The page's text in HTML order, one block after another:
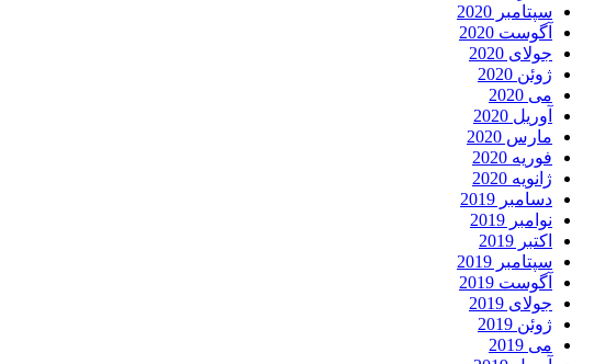
سپتامبر 2020
آگوست 2020
جولای 2020
ژوئن 2020
می 2020
آوریل 2020
مارس 2020
فوریه 2020
ژانویه 2020
دسامبر 2019
نوامبر 2019
اکتبر 2019
سپتامبر 2019
آگوست 2019
جولای 2019
ژوئن 2019
می 2019